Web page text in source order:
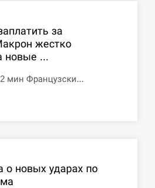
ЩЕ...
за
жестко
новые ...
мин Французски...
о новых ударах по